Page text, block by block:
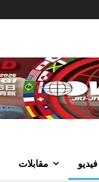
فيديو مقابلات